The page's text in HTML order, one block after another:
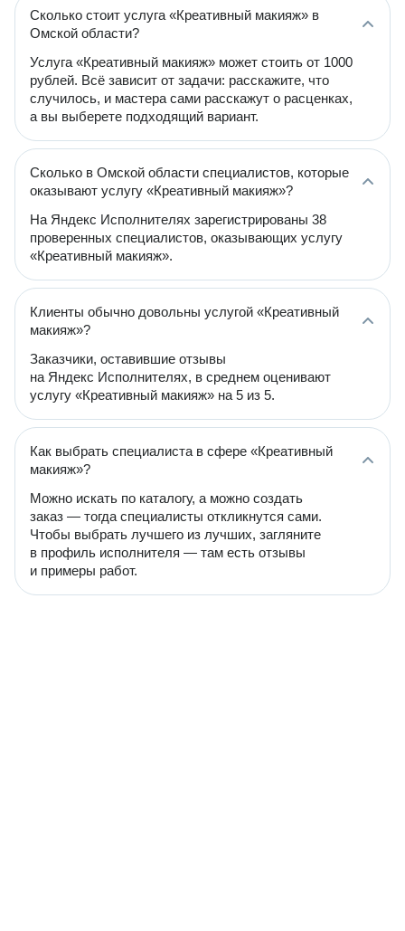
Сколько стоит услуга «Креативный макияж» в
Омской области?
Услуга «Креативный макияж» может стоить от 1000
рублей. Всё зависит от задачи: расскажите, что
случилось, и мастера сами расскажут о расценках,
а вы выберете подходящий вариант.
Сколько в Омской области специалистов, которые
оказывают услугу «Креативный макияж»?
На Яндекс Исполнителях зарегистрированы 38
проверенных специалистов, оказывающих услугу
«Креативный макияж».
Клиенты обычно довольны услугой «Креативный
макияж»?
Заказчики, оставившие отзывы
на Яндекс Исполнителях, в среднем оценивают
услугу «Креативный макияж» на 5 из 5.
Как выбрать специалиста в сфере «Креативный
макияж»?
Можно искать по каталогу, а можно создать
заказ — тогда специалисты откликнутся сами.
Чтобы выбрать лучшего из лучших, загляните
в профиль исполнителя — там есть отзывы
и примеры работ.